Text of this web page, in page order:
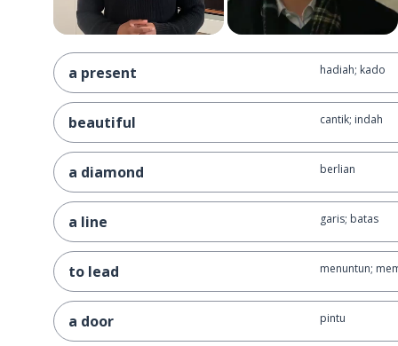
a present hadiah; kado
beautiful cantik; indah
a diamond berlian
a line garis; batas
to lead menuntun;
a door pintu